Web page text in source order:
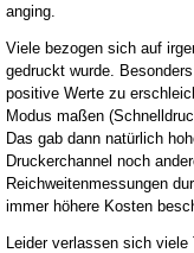
anging.
Viele bezogen sich auf
gedruckt wurde. Besonders
positive Werte zu
Modus maßen
Das gab dann natürlich
Druckerchannel noch
Reichweitenmessungen
immer höhere Kosten
Leider verlassen sich viele